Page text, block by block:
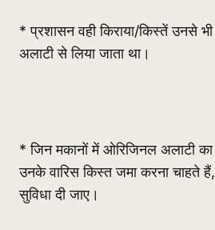
* प्रशासन वही किराया/किस्तें उनसे
अलाटी से लिया जाता था।
* जिन मकानों में ओरिजिनल अलाटी
उनके वारिस किस्त जमा करना चाहते
सुविधा दी जाए।